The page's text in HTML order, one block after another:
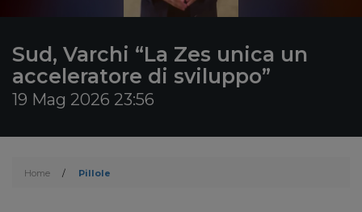
Sud, Varchi “La Zes unica un
acceleratore di sviluppo”
19 Mag 2026 23:56
Home / Pillole